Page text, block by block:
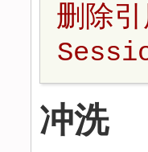
删除
冲洗